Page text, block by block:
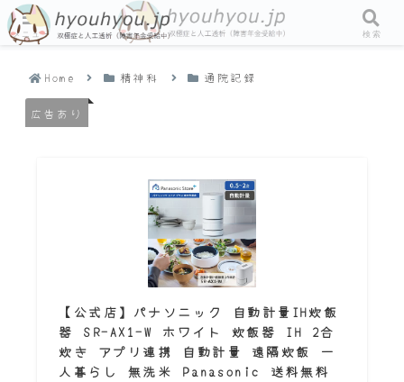
Home 精神科 通院記録
広告あり
【公式店】パナソニック 自動計量IH炊飯
器 SR-AX1-W ホワイト 炊飯器 IH 2合
炊き アプリ連携 自動計量 遠隔炊飯 一
人暮らし 無洗米 Panasonic 送料無料
メニュー 検索